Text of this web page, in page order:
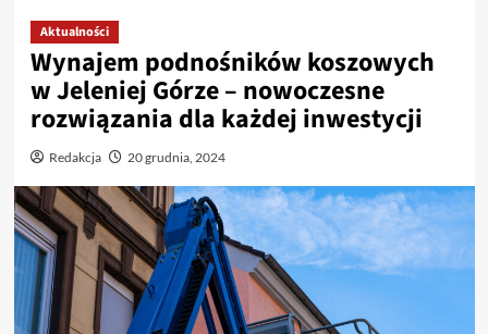
Aktualności
Wynajem podnośników koszowych
w Jeleniej Górze – nowoczesne
rozwiązania dla każdej inwestycji
Redakcja 20 grudnia, 2024